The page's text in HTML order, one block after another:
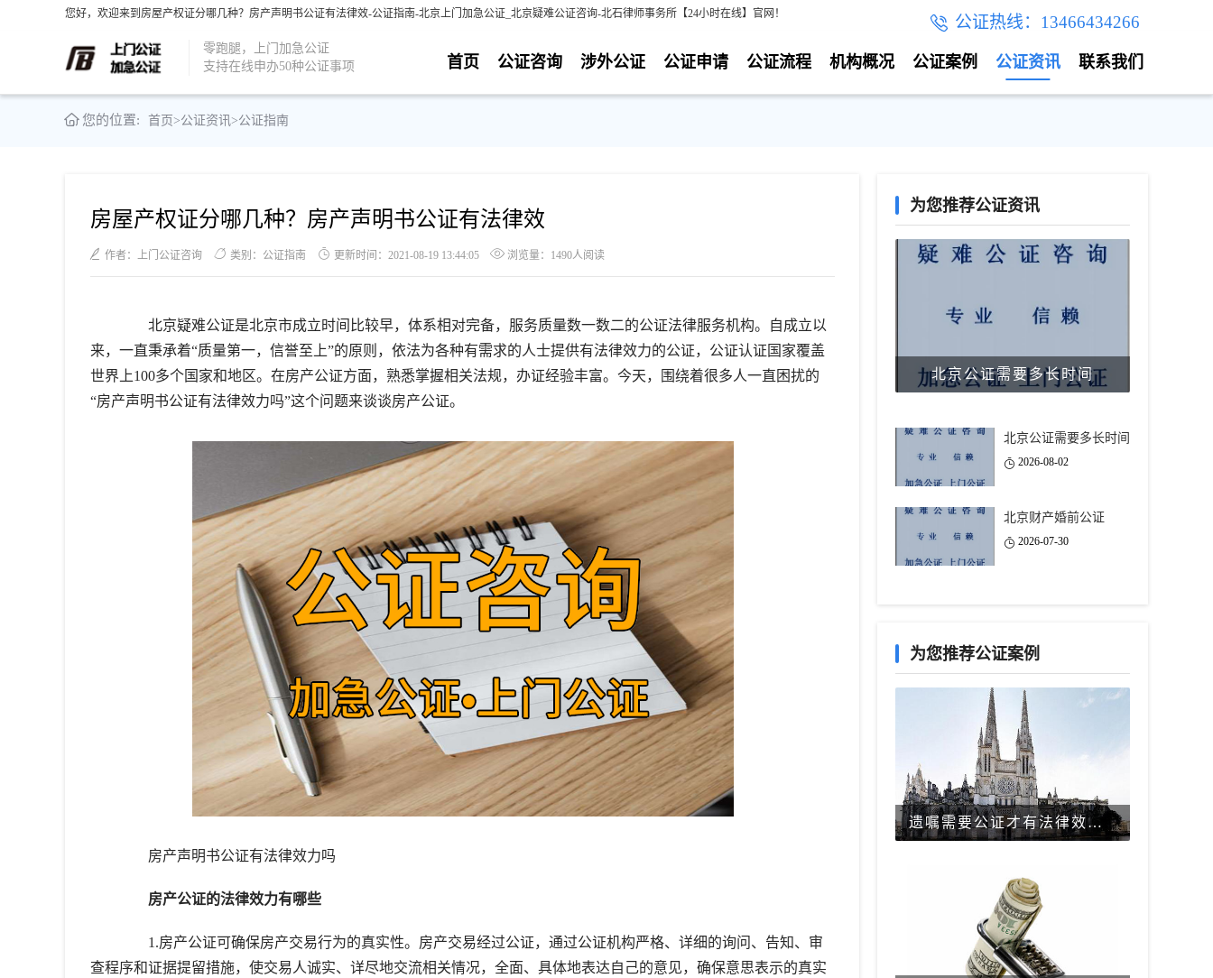
您好，欢迎来到房屋产权证分哪几种？房产声明书公证有法律效-公证指南-北京上门加急公证_北京疑难公证咨询-北石律师事务所【24小时在线】官网！ 公证热线：13466434266
零跑腿，上门加急公证
支持在线申办50种公证事项
联系我们
公证资讯
公证案例
机构概况
公证流程
公证申请
涉外公证
公证咨询
首页
您的位置: 首页>公证资讯>公证指南
房屋产权证分哪几种？房产声明书公证有法律效
作者：上门公证咨询 类别：公证指南 更新时间：2021-08-19 13:44:05 浏览量：1490人阅读
北京疑难公证是北京市成立时间比较早，体系相对完备，服务质量数一数二的公证法律服务机构。自成立以
来，一直秉承着“质量第一，信誉至上”的原则，依法为各种有需求的人士提供有法律效力的公证，公证认证国家覆盖
世界上100多个国家和地区。在房产公证方面，熟悉掌握相关法规，办证经验丰富。今天，围绕着很多人一直困扰的
“房产声明书公证有法律效力吗”这个问题来谈谈房产公证。
房产声明书公证有法律效力吗
房产公证的法律效力有哪些
1.房产公证可确保房产交易行为的真实性。房产交易经过公证，通过公证机构严格、详细的询问、告知、审
查程序和证据提留措施，使交易人诚实、详尽地交流相关情况，全面、具体地表达自己的意见，确保意思表示的真实
为您推荐公证资讯
北京公证需要多长时间
北京公证需要多长时间
2026-08-02
北京财产婚前公证
2026-07-30
为您推荐公证案例
遗嘱需要公证才有法律效力吗？